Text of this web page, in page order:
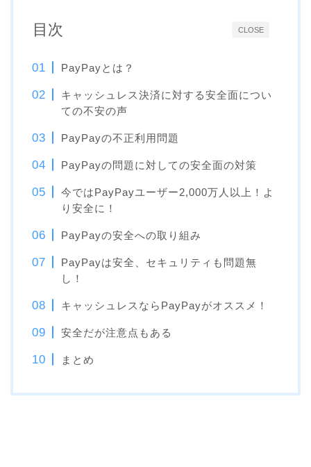
CLOSE
目次
PayPayとは？
キャッシュレス決済に対する安全面につい
ての不安の声
PayPayの不正利用問題
PayPayの問題に対しての安全面の対策
今ではPayPayユーザー2,000万人以上！よ
り安全に！
PayPayの安全への取り組み
PayPayは安全、セキュリティも問題無
し！
キャッシュレスならPayPayがオススメ！
安全だが注意点もある
まとめ